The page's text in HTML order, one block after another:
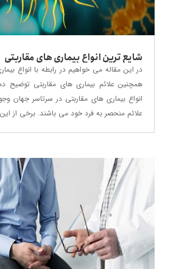
شایع ترین انواع بیماری های مقاربتی
در این مقاله می خواهیم در رابطه با انواع
همچنین علائم بیماری های مقاربتی توضیح
انواع بیماری های مقاربتی در سرتاسر جهان
علائم منحصر به فرد خود می باشند. برخی از این